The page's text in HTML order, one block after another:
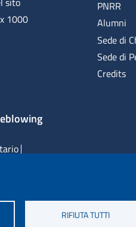
RIFIUTA TUTTI
1000
PNRR
Alumni
Sede di
Sede di
Credits